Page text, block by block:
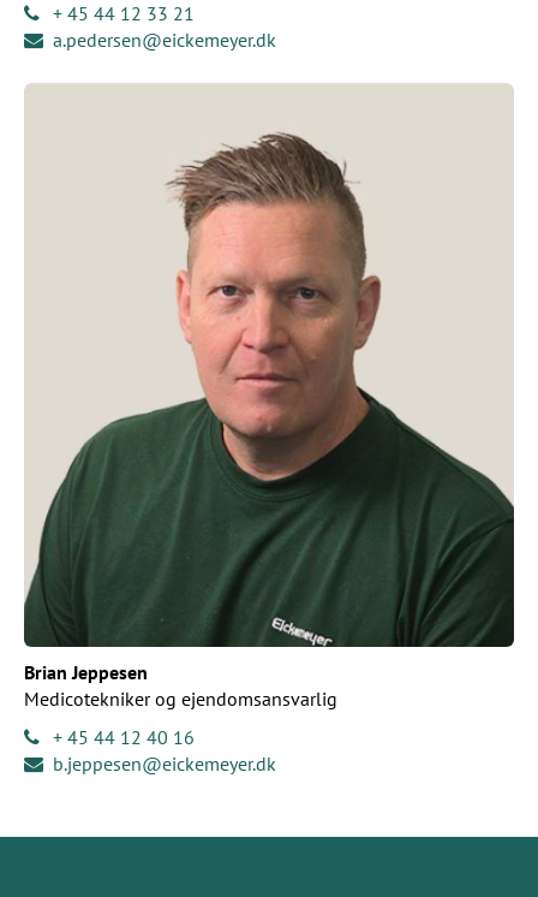
+ 45 44 12 33 21
a.pedersen@eickemeyer.dk
Brian Jeppesen
Medicotekniker og ejendomsansvarlig
+ 45 44 12 40 16
b.jeppesen@eickemeyer.dk